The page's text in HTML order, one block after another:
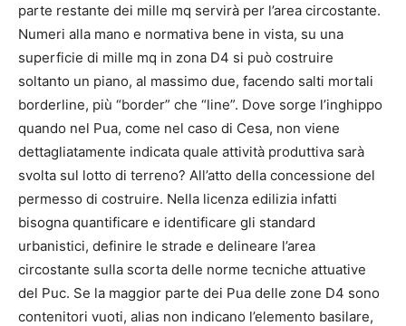
parte restante dei mille mq servirà per l’area circostante.
Numeri alla mano e normativa bene in vista, su una
superficie di mille mq in zona D4 si può costruire
soltanto un piano, al massimo due, facendo salti mortali
borderline, più “border” che “line”. Dove sorge l’inghippo
quando nel Pua, come nel caso di Cesa, non viene
dettagliatamente indicata quale attività produttiva sarà
svolta sul lotto di terreno? All’atto della concessione del
permesso di costruire. Nella licenza edilizia infatti
bisogna quantificare e identificare gli standard
urbanistici, definire le strade e delineare l’area
circostante sulla scorta delle norme tecniche attuative
del Puc. Se la maggior parte dei Pua delle zone D4 sono
contenitori vuoti, alias non indicano l’elemento basilare,